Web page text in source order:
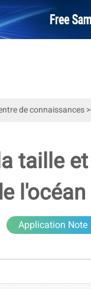
de connaissances>
taille
l'océan
Application Note